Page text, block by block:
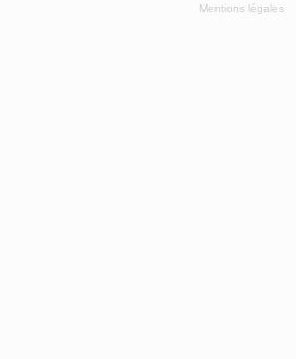
Mentions légales